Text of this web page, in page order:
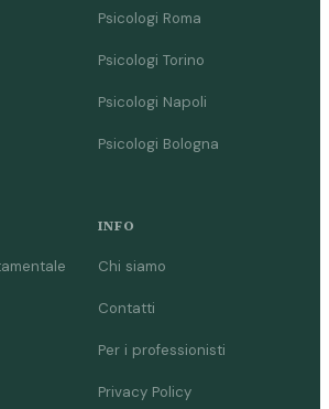
Psicologi Roma
Psicologi Torino
Psicologi Napoli
Psicologi Bologna
INFO
Chi siamo
Contatti
Per i professionisti
Privacy Policy